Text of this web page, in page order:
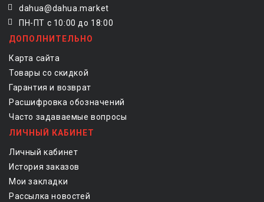
dahua@dahua.market
ПН-ПТ с 10:00 до 18:00
ДОПОЛНИТЕЛЬНО
Карта сайта
Товары со скидкой
Гарантия и возврат
Расшифровка обозначений
Часто задаваемые вопросы
ЛИЧНЫЙ КАБИНЕТ
Личный кабинет
История заказов
Мои закладки
Рассылка новостей